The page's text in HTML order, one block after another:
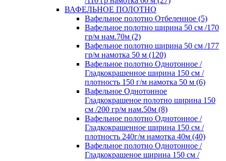
ВАФЕЛЬНОЕ ПОЛОТНО
Вафельное полотно Отбеленное (5)
Вафельное полотно ширина 50 см /170
гр/м нам.70м (2)
Вафельное полотно ширина 50 см /177
гр/м намотка 50 м (120)
Вафельное полотно Однотонное /
Гладкокрашенное ширина 150 см /
плотность 150 г/м намотка 50 м (6)
Вафельное Однотонное
Гладкокрашеное полотно ширина 150
см /200 гр/м нам.50м (8)
Вафельное полотно Однотонное /
Гладкокрашенное ширина 150 см /
плотность 240г/м намотка 40м (40)
Вафельное полотно Однотонное /
Гладкокрашеное ширина 150 см /